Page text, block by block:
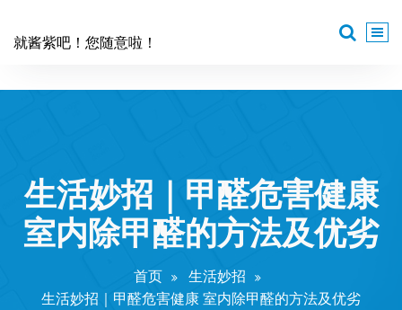
就酱紫吧！您随意啦！
生活妙招｜甲醛危害健康
室内除甲醛的方法及优劣
首页
生活妙招
生活妙招｜甲醛危害健康 室内除甲醛的方法及优劣